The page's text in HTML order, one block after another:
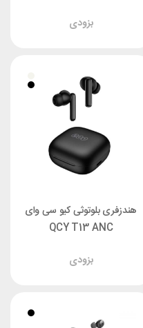
بزودی
هندزفری بلوتوثی کیو سی وای
QCY T13 ANC
بزودی